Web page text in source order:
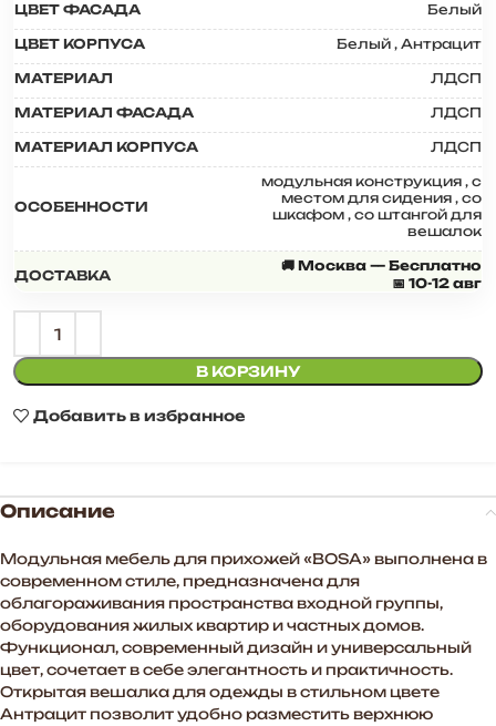
ЦВЕТ ФАСАДА Белый
ЦВЕТ КОРПУСА Белый , Антрацит
МАТЕРИАЛ ЛДСП
МАТЕРИАЛ ФАСАДА ЛДСП
МАТЕРИАЛ КОРПУСА ЛДСП
ОСОБЕННОСТИ
модульная конструкция , с
местом для сидения , со
шкафом , со штангой для
вешалок
ДОСТАВКА
🚚 Москва — Бесплатно
📅 10-12 авг
В КОРЗИНУ
Добавить в избранное
Описание
Модульная мебель для прихожей «BOSA» выполнена в
современном стиле, предназначена для
облагораживания пространства входной группы,
оборудования жилых квартир и частных домов.
Функционал, современный дизайн и универсальный
цвет, сочетает в себе элегантность и практичность.
Открытая вешалка для одежды в стильном цвете
Антрацит позволит удобно разместить верхнюю